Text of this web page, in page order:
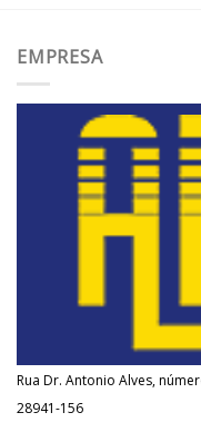
EMPRESA
Rua Dr. Antonio Alves,
28941-156